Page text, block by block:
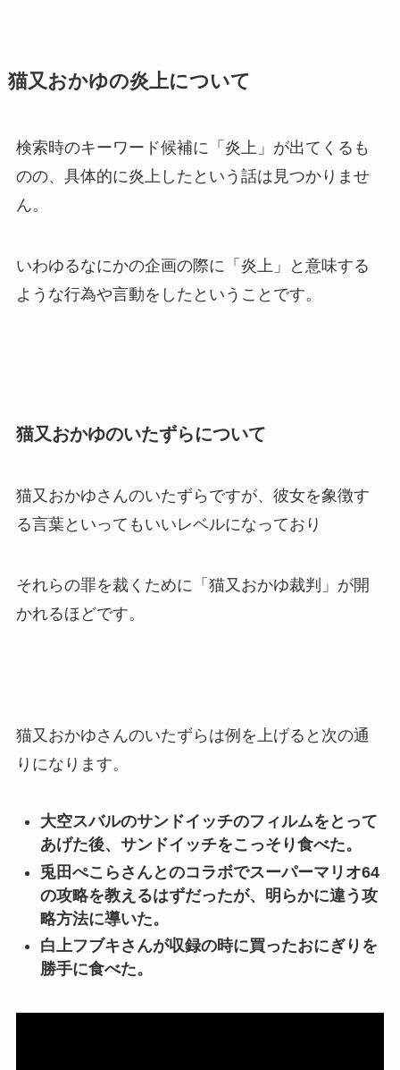
猫又おかゆの炎上について
検索時のキーワード候補に「炎上」が出てくるも
のの、具体的に炎上したという話は見つかりませ
ん。
いわゆるなにかの企画の際に「炎上」と意味する
ような行為や言動をしたということです。
猫又おかゆのいたずらについて
猫又おかゆさんのいたずらですが、彼女を象徴す
る言葉といってもいいレベルになっており
それらの罪を裁くために「猫又おかゆ裁判」が開
かれるほどです。
猫又おかゆさんのいたずらは例を上げると次の通
りになります。
大空スバルのサンドイッチのフィルムをとって
あげた後、サンドイッチをこっそり食べた。
兎田ぺこらさんとのコラボでスーパーマリオ64
の攻略を教えるはずだったが、明らかに違う攻
略方法に導いた。
白上フブキさんが収録の時に買ったおにぎりを
勝手に食べた。